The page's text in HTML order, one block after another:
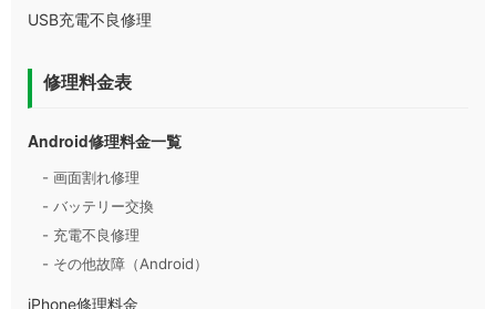
USB充電不良修理
修理料金表
Android修理料金一覧
- 画面割れ修理
- バッテリー交換
- 充電不良修理
- その他故障（Android）
iPhone修理料金